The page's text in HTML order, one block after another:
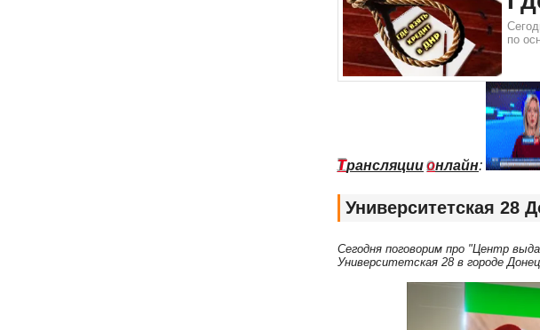
по
Трансляции онлайн:
Университетская 28
Сегодня поговорим про "Центр
Университетская 28 в городе